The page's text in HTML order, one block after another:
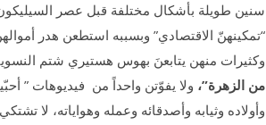
سنين طويلة بأشكال مختلفة قبل عصر السيليكون
“تمكينهنّ الاقتصادي” وبسببه استطعن هدر
وكثيرات منهن يتابعنَ بهوس هستيري شتم
من الزهرة”، ولا يفوّتن واحداً من فيديوهات ”
وأولاده وثيابه وأصدقائه وعمله وهواياته، لا